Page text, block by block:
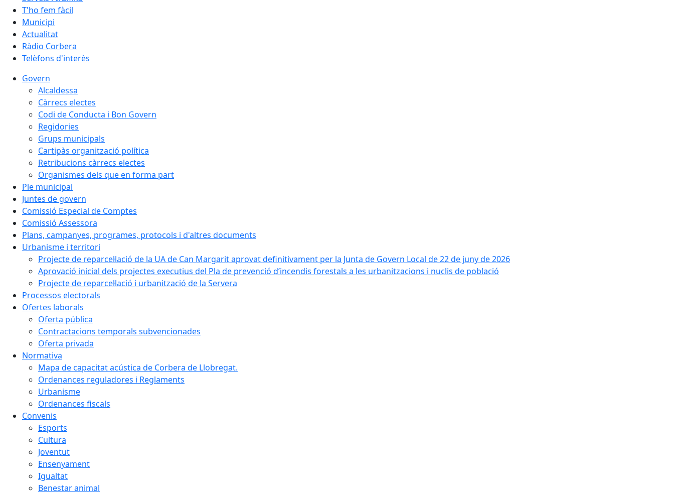
T'ho fem fàcil
Municipi
Actualitat
Ràdio Corbera
Telèfons d'interès
Govern
Alcaldessa
Càrrecs electes
Codi de Conducta i Bon Govern
Regidories
Grups municipals
Cartipàs organització política
Retribucions càrrecs electes
Organismes dels que en forma part
Ple municipal
Juntes de govern
Comissió Especial de Comptes
Comissió Assessora
Plans, campanyes, programes, protocols i d'altres documents
Urbanisme i territori
Projecte de reparcel·lació de la UA de Can Margarit aprovat definitivament per la Junta de Govern Local de 22 de juny de 2026
Aprovació inicial dels projectes executius del Pla de prevenció d’incendis forestals a les urbanitzacions i nuclis de població
Projecte de reparcel·lació i urbanització de la Servera
Processos electorals
Ofertes laborals
Oferta pública
Contractacions temporals subvencionades
Oferta privada
Normativa
Mapa de capacitat acústica de Corbera de Llobregat.
Ordenances reguladores i Reglaments
Urbanisme
Ordenances fiscals
Convenis
Esports
Cultura
Joventut
Ensenyament
Igualtat
Benestar animal